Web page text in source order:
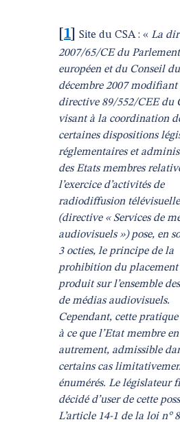
1 Site du CSA : « La
2007/65/CE du Parlement
européen et du Conseil
décembre 2007 modifiant
directive 89/552/CEE du
visant à la coordination
certaines dispositions
réglementaires et
des Etats membres
l’exercice d’activités de
radiodiffusion télévisuelle
(directive « Services de
audiovisuels ») pose, en
3 octies, le principe de la
prohibition du placement
produit sur l’ensemble
de médias audiovisuels.
Cependant, cette pratique
à ce que l’Etat membre
autrement, admissible
certains cas
énumérés. Le législateur
décidé d’user de cette
L’article 14-1 de la loi n°